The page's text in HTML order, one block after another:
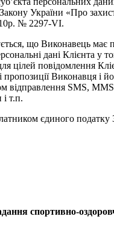
України «Про
№ 2297-VI.
що Виконавець має
дані Клієнта у
цілей повідомлення
Виконавця і
відправлення SMS,
т.п.
єдиного податку
спортивно-